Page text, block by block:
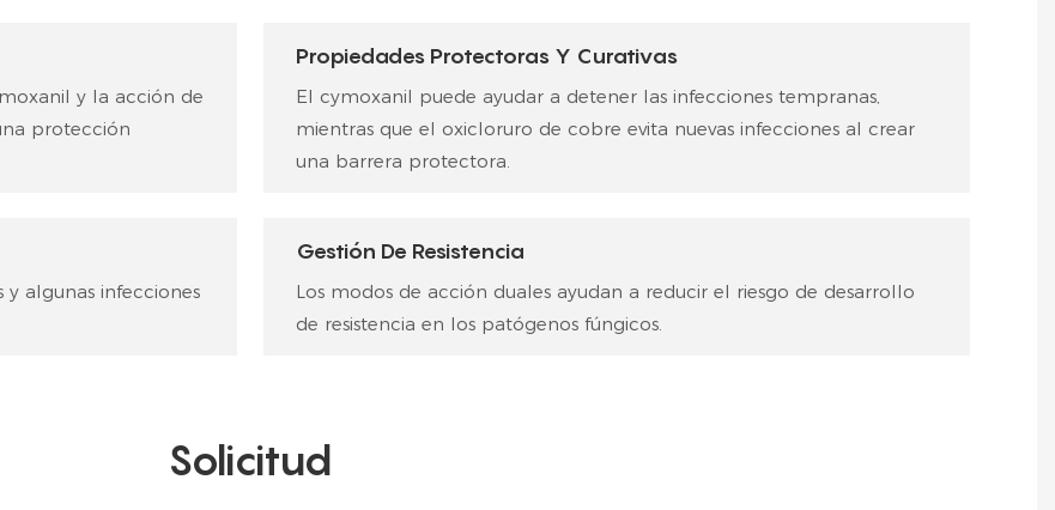
y la acción de
protección
Propiedades Protectoras Y Curativas
El cymoxanil puede ayudar a detener las infecciones tempranas,
mientras que el oxicloruro de cobre evita nuevas infecciones al crear
una barrera protectora.
algunas infecciones
Gestión De Resistencia
Los modos de acción duales ayudan a reducir el riesgo de desarrollo
de resistencia en los patógenos fúngicos.
Solicitud